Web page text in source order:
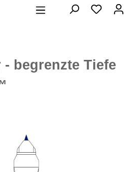
- begrenzte Tiefe